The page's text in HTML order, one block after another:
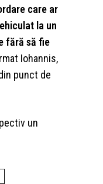
care ar
la un
fără să fie
Iohannis,
punct de
un